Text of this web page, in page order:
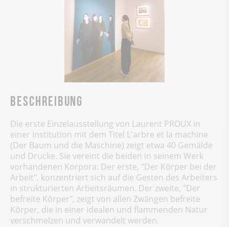
Beschreibung
Die erste Einzelausstellung von Laurent PROUX in
einer Institution mit dem Titel L'arbre et la machine
(Der Baum und die Maschine) zeigt etwa 40 Gemälde
und Drucke. Sie vereint die beiden in seinem Werk
vorhandenen Korpora: Der erste, "Der Körper bei der
Arbeit", konzentriert sich auf die Gesten des Arbeiters
in strukturierten Arbeitsräumen. Der zweite, "Der
befreite Körper", zeigt von allen Zwängen befreite
Körper, die in einer idealen und flammenden Natur
verschmelzen und verwandelt werden.